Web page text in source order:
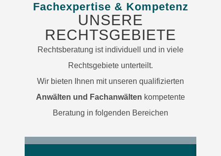
Fachexpertise & Kompetenz
UNSERE
RECHTSGEBIETE
Rechtsberatung ist individuell und in viele
Rechtsgebiete unterteilt.
Wir bieten Ihnen mit unseren qualifizierten
Anwälten und Fachanwälten kompetente
Beratung in folgenden Bereichen